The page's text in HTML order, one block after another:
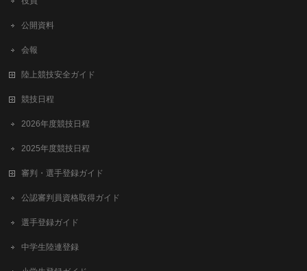
公開資料
会報
陸上競技安全ガイド
競技日程
2026年度競技日程
2025年度競技日程
審判・選手登録ガイド
公認審判員資格取得ガイド
選手登録ガイド
中学生陸連登録